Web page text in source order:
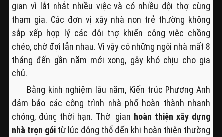
gian vì lắt nhắt nhiều việc và có nhiều đội thợ cùng
tham gia. Các đơn vị xây nhà non trẻ thường không
sắp xếp hợp lý các đội thợ khiến công việc chồng
chéo, chờ đợi lẫn nhau. Vì vậy có những ngôi nhà mất 8
tháng đến gần năm mới xong, gây khó chịu cho gia
chủ.
Bằng kinh nghiệm lâu năm, Kiến trúc Phương Anh
đảm bảo các công trình nhà phố hoàn thành nhanh
chóng, đúng thời hạn. Thời gian hoàn thiện xây dựng
nhà trọn gói từ lúc động thổ đến khi hoàn thiện thường